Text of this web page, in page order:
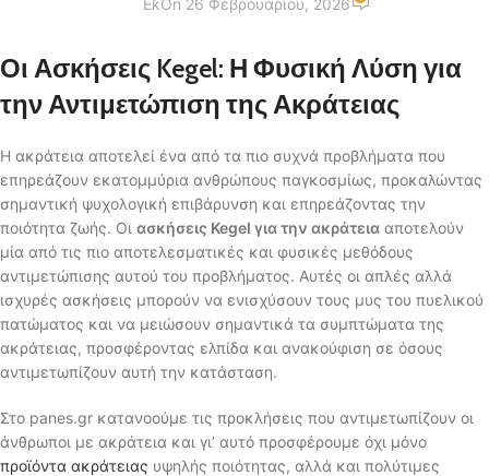
Οι Ασκήσεις Kegel: Η Φυσική Λύση για
την Αντιμετώπιση της Ακράτειας
Η ακράτεια αποτελεί ένα από τα πιο συχνά προβλήματα που
επηρεάζουν εκατομμύρια ανθρώπους παγκοσμίως, προκαλώντας
σημαντική ψυχολογική επιβάρυνση και επηρεάζοντας την
ποιότητα ζωής. Οι ασκήσεις Kegel για την ακράτεια αποτελούν
μία από τις πιο αποτελεσματικές και φυσικές μεθόδους
αντιμετώπισης αυτού του προβλήματος. Αυτές οι απλές αλλά
ισχυρές ασκήσεις μπορούν να ενισχύσουν τους μυς του πυελικού
πατώματος και να μειώσουν σημαντικά τα συμπτώματα της
ακράτειας, προσφέροντας ελπίδα και ανακούφιση σε όσους
αντιμετωπίζουν αυτή την κατάσταση.
Στο panes.gr κατανοούμε τις προκλήσεις που αντιμετωπίζουν οι
άνθρωποι με ακράτεια και γι’ αυτό προσφέρουμε όχι μόνο
προϊόντα ακράτειας υψηλής ποιότητας, αλλά και πολύτιμες